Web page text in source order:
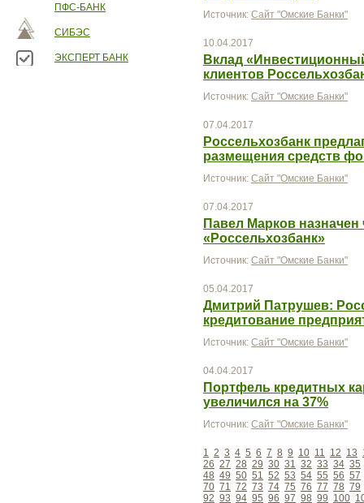
ПФС-БАНК
СИБЭС
ЭКСПЕРТ БАНК
Источник: Сайт "Омские Банки"
10.04.2017
Вклад
клиентов
Источник: Сайт "Омские Банки"
07.04.2017
Россельхозбанк
размещения средств
Источник: Сайт "Омские Банки"
07.04.2017
Павел Марков
«Россельхозбанк»
Источник: Сайт "Омские Банки"
05.04.2017
Дмитрий Патрушев:
кредитование
Источник: Сайт "Омские Банки"
04.04.2017
Портфель кредитных
увеличился на 37%
Источник: Сайт "Омские Банки"
1 2 3 4 5 6 7 8 9 10 11 12 13
26 27 28 29 30 31 32 33 34 35
48 49 50 51 52 53 54 55 56 57
70 71 72 73 74 75 76 77 78 79
92 93 94 95 96 97 98 99 100